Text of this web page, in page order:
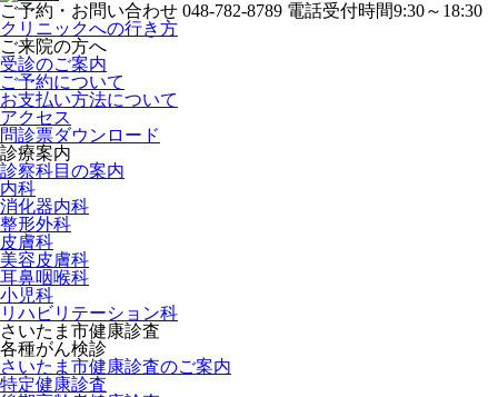
ご予約・お問い合わせ 048-782-8789 電話受付時間9:30～18:30
クリニックへの行き方
ご来院の方へ
受診のご案内
ご予約について
お支払い方法について
アクセス
問診票ダウンロード
診療案内
診察科目の案内
内科
消化器内科
整形外科
皮膚科
美容皮膚科
耳鼻咽喉科
小児科
リハビリテーション科
さいたま市健康診査
各種がん検診
さいたま市健康診査のご案内
特定健康診査